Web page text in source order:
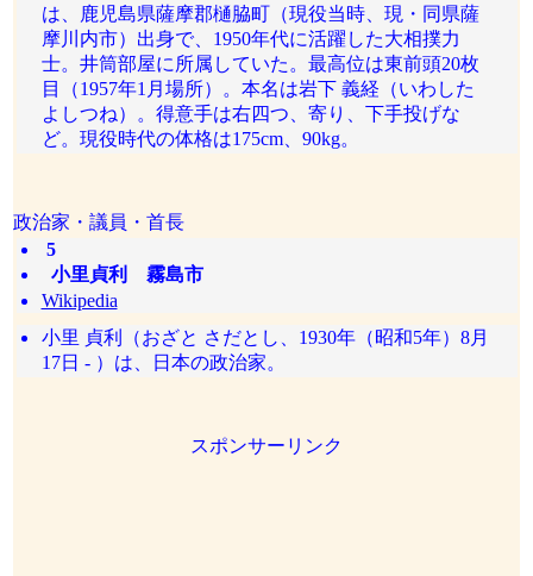
は、鹿児島県薩摩郡樋脇町（現役当時、現・同県薩
摩川内市）出身で、1950年代に活躍した大相撲力
士。井筒部屋に所属していた。最高位は東前頭20枚
目（1957年1月場所）。本名は岩下 義経（いわした
よしつね）。得意手は右四つ、寄り、下手投げな
ど。現役時代の体格は175cm、90kg。
政治家・議員・首長
5
小里貞利 霧島市
Wikipedia
小里 貞利（おざと さだとし、1930年（昭和5年）8月
17日 - ）は、日本の政治家。
スポンサーリンク